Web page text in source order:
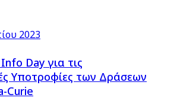
2023
Day για τις
Υποτροφίες των Δράσεων
Curie